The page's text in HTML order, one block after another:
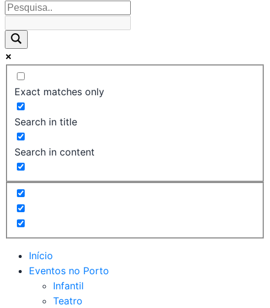
Exact matches only
Search in title
Search in content
Início
Eventos no Porto
Infantil
Teatro